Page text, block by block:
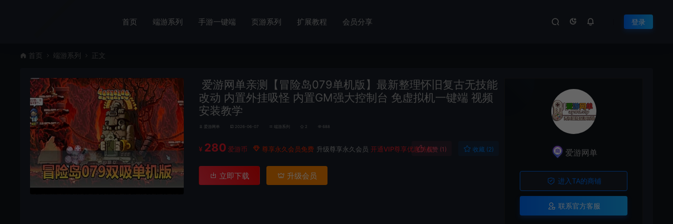
首页 端游系列 手游一键端 页游系列 扩展教程 会员分享 登录
首页 端游系列 正文
爱游网单亲测【冒险岛079单机版】最新整理怀旧复古无技能
改动 内置外挂吸怪 内置GM强大控制台 免虚拟机一键端 视频
安装教学
爱游网单 2026-06-07 端游系列 2 688
¥ 280 爱游币 尊享永久会员免费 升级尊享永久会员 开通VIP尊享优惠特权点赞 (1 ) 收藏 (2)
立即下载 升级会员
爱游网单
进入TA的商铺
联系官方客服